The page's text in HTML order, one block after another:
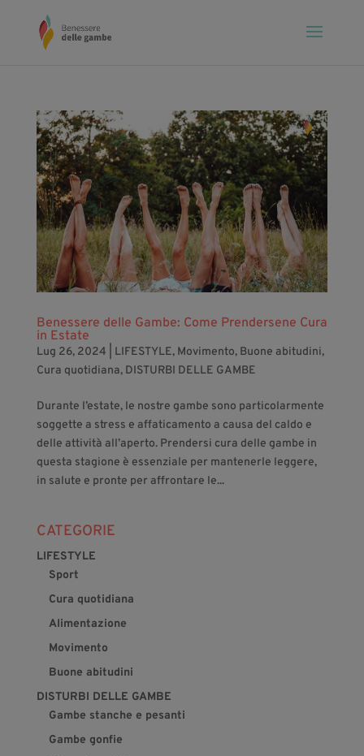
Benessere delle Gambe: Come Prendersene Cura
in Estate
Lug 26, 2024 LIFESTYLE, Movimento, Buone abitudini,
Cura quotidiana, DISTURBI DELLE GAMBE
Durante l’estate, le nostre gambe sono particolarmente
soggette a stress e affaticamento a causa del caldo e
delle attività all’aperto. Prendersi cura delle gambe in
questa stagione è essenziale per mantenerle leggere,
in salute e pronte per affrontare le...
CATEGORIE
LIFESTYLE
Sport
Cura quotidiana
Alimentazione
Movimento
Buone abitudini
DISTURBI DELLE GAMBE
Gambe stanche e pesanti
Gambe gonfie